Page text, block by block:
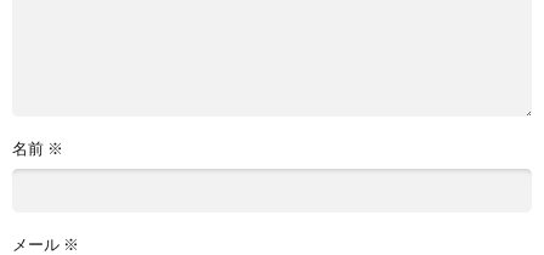
名前 ※
メール ※